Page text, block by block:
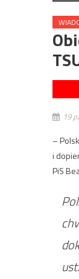
19
–
i
PiS